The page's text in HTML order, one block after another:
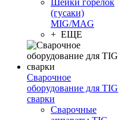
Шейки горелок
(гусаки)
MIG/MAG
+ ЕЩЕ
Сварочное
оборудование для TIG
сварки
Сварочные